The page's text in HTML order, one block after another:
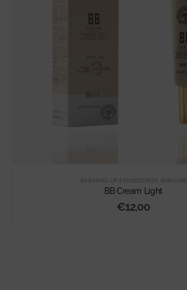
BASI MAKE-UP E FONDOTINTA SKIN CARE
BB Cream Light
€12,00